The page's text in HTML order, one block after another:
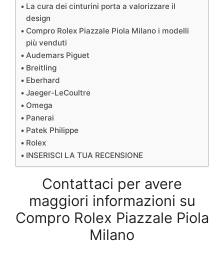
La cura dei cinturini porta a valorizzare il
design
Compro Rolex Piazzale Piola Milano i modelli
più venduti
Audemars Piguet
Breitling
Eberhard
Jaeger-LeCoultre
Omega
Panerai
Patek Philippe
Rolex
INSERISCI LA TUA RECENSIONE
Contattaci per avere
maggiori informazioni su
Compro Rolex Piazzale Piola
Milano